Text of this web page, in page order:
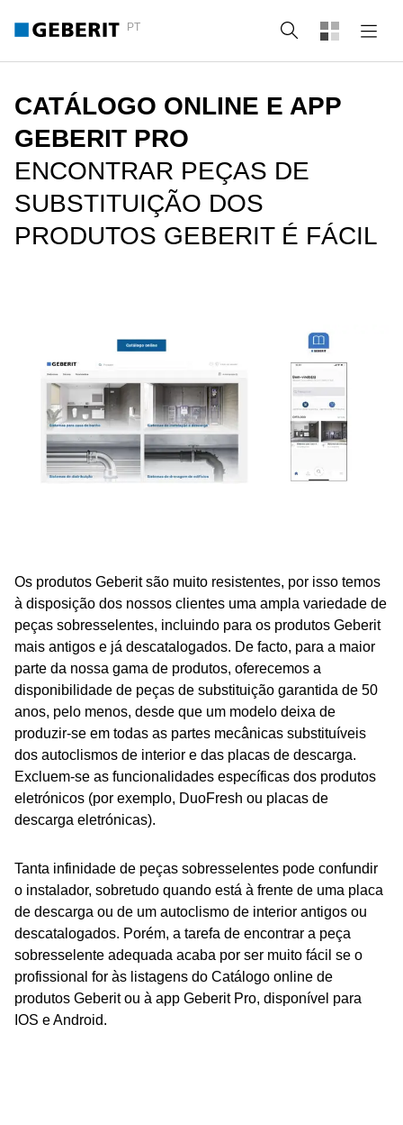
PT Pesquisa
CATÁLOGO ONLINE E APP
GEBERIT PRO
ENCONTRAR PEÇAS DE
SUBSTITUIÇÃO DOS
PRODUTOS GEBERIT É FÁCIL
Os produtos Geberit são muito resistentes, por isso temos
à disposição dos nossos clientes uma ampla variedade de
peças sobresselentes, incluindo para os produtos Geberit
mais antigos e já descatalogados. De facto, para a maior
parte da nossa gama de produtos, oferecemos a
disponibilidade de peças de substituição garantida de 50
anos, pelo menos, desde que um modelo deixa de
produzir-se em todas as partes mecânicas substituíveis
dos autoclismos de interior e das placas de descarga.
Excluem-se as funcionalidades específicas dos produtos
eletrónicos (por exemplo, DuoFresh ou placas de
descarga eletrónicas).
Tanta infinidade de peças sobresselentes pode confundir
o instalador, sobretudo quando está à frente de uma placa
de descarga ou de um autoclismo de interior antigos ou
descatalogados. Porém, a tarefa de encontrar a peça
sobresselente adequada acaba por ser muito fácil se o
profissional for às listagens do Catálogo online de
produtos Geberit ou à app Geberit Pro, disponível para
IOS e Android.